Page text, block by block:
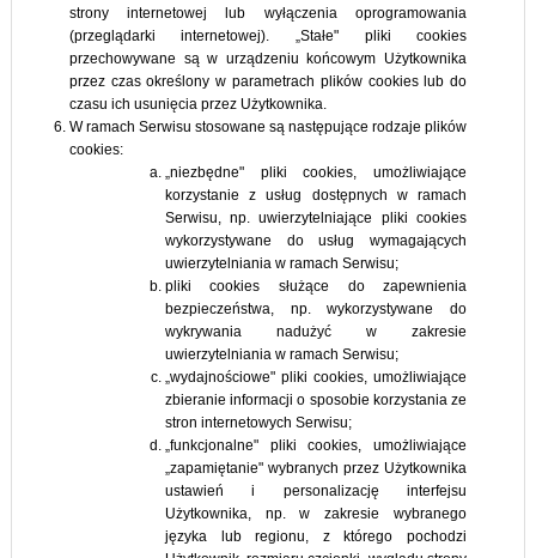
strony internetowej lub wyłączenia oprogramowania
(przeglądarki internetowej). „Stałe" pliki cookies
przechowywane są w urządzeniu końcowym Użytkownika
przez czas określony w parametrach plików cookies lub do
czasu ich usunięcia przez Użytkownika.
W ramach Serwisu stosowane są następujące rodzaje plików
cookies:
„niezbędne" pliki cookies, umożliwiające
korzystanie z usług dostępnych w ramach
Serwisu, np. uwierzytelniające pliki cookies
wykorzystywane do usług wymagających
uwierzytelniania w ramach Serwisu;
pliki cookies służące do zapewnienia
bezpieczeństwa, np. wykorzystywane do
wykrywania nadużyć w zakresie
uwierzytelniania w ramach Serwisu;
„wydajnościowe" pliki cookies, umożliwiające
zbieranie informacji o sposobie korzystania ze
stron internetowych Serwisu;
„funkcjonalne" pliki cookies, umożliwiające
„zapamiętanie" wybranych przez Użytkownika
ustawień i personalizację interfejsu
Użytkownika, np. w zakresie wybranego
języka lub regionu, z którego pochodzi